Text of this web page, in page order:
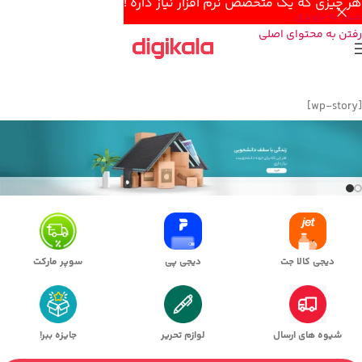
عبور به ناوبری
رفتن به محتوای اصلی
[wp-story]
دیجی کالا جت دیجی پی سوپر مارکت
شیوه های ارسال لوازم تحریر جایزه ببر!